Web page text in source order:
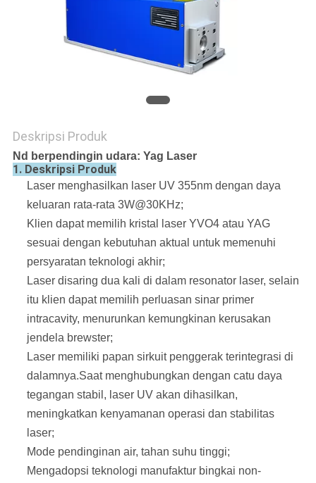
Deskripsi Produk
Nd berpendingin udara: Yag Laser
1. Deskripsi Produk
Laser menghasilkan laser UV 355nm dengan daya
keluaran rata-rata 3W@30KHz;
Klien dapat memilih kristal laser YVO4 atau YAG
sesuai dengan kebutuhan aktual untuk memenuhi
persyaratan teknologi akhir;
Laser disaring dua kali di dalam resonator laser, selain
itu klien dapat memilih perluasan sinar primer
intracavity, menurunkan kemungkinan kerusakan
jendela brewster;
Laser memiliki papan sirkuit penggerak terintegrasi di
dalamnya.Saat menghubungkan dengan catu daya
tegangan stabil, laser UV akan dihasilkan,
meningkatkan kenyamanan operasi dan stabilitas
laser;
Mode pendinginan air, tahan suhu tinggi;
Mengadopsi teknologi manufaktur bingkai non-